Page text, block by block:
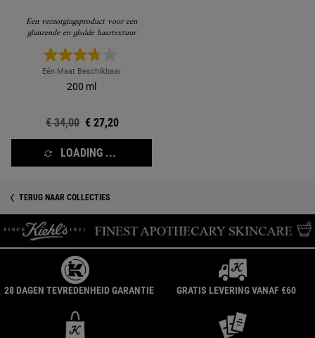
Een verzorgingsproduct voor een
glanzende en gladde haartextuur
Eén Maat Beschikbaar
200 ml
Oude prijs
€ 34,00 Nieuwe prijs
€ 27,20
LOADING ...
TERUG NAAR COLLECTIES
28 DAGEN TEVREDENHEID GARANTIE GRATIS LEVERING VANAF €60